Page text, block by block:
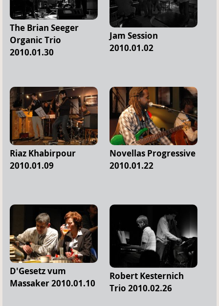
The Brian Seeger
Organic Trio
2010.01.30
Jam Session
2010.01.02
Riaz Khabirpour
2010.01.09
Novellas Progressive
2010.01.22
D'Gesetz vum
Massaker 2010.01.10
Robert Kesternich
Trio 2010.02.26